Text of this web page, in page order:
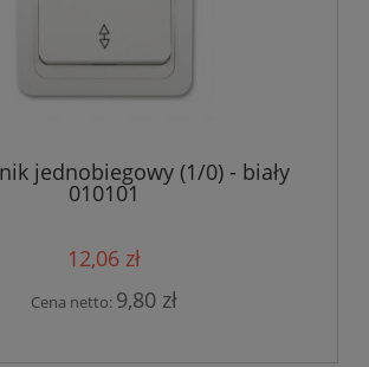
jednobiegowy (1/0) - biały
010101
12,06 zł
Cena netto: 9,80 zł